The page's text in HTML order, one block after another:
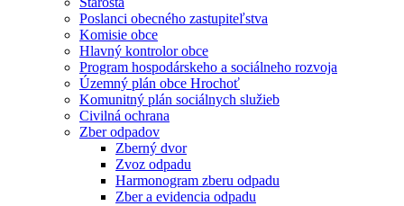
Poslanci obecného zastupiteľstva
Komisie obce
Hlavný kontrolor obce
Program hospodárskeho a sociálneho rozvoja
Územný plán obce Hrochoť
Komunitný plán sociálnych služieb
Civilná ochrana
Zber odpadov
Zberný dvor
Zvoz odpadu
Harmonogram zberu odpadu
Zber a evidencia odpadu